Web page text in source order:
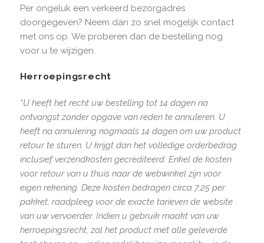
Per ongeluk een verkeerd bezorgadres
doorgegeven? Neem dan zo snel mogelijk contact
met ons op. We proberen dan de bestelling nog
voor u te wijzigen.
Herroepingsrecht
“U heeft het recht uw bestelling tot 14 dagen na
ontvangst zonder opgave van reden te annuleren. U
heeft na annulering nogmaals 14 dagen om uw product
retour te sturen. U krijgt dan het volledige orderbedrag
inclusief verzendkosten gecrediteerd. Enkel de kosten
voor retour van u thuis naar de webwinkel zijn voor
eigen rekening. Deze kosten bedragen circa 7,25 per
pakket, raadpleeg voor de exacte tarieven de website
van uw vervoerder. Indien u gebruik maakt van uw
herroepingsrecht, zal het product met alle geleverde